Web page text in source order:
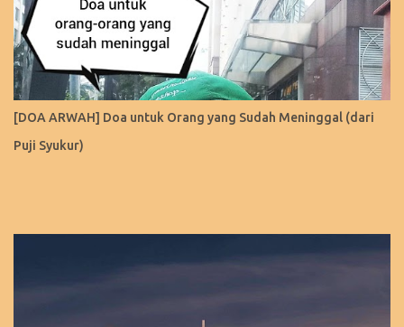
[DOA ARWAH] Doa untuk Orang yang Sudah Meninggal (dari
Puji Syukur)